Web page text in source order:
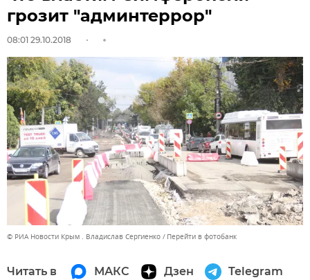
грозит "админтеррор"
08:01 29.10.2018
© РИА Новости Крым . Владислав Сергиенко Перейти в фотобанк
Читать в МАКС Дзен Telegram